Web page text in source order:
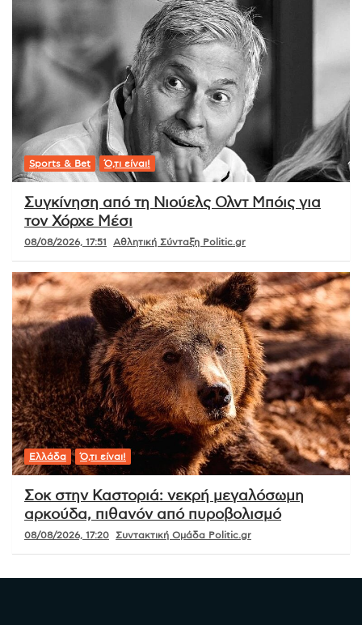
Sports & Bet Ό,τι είναι!
Συγκίνηση από τη Νιούελς Ολντ Μπόις για
τον Χόρχε Μέσι
08/08/2026, 17:51 Αθλητική Σύνταξη Politic.gr
Ελλάδα Ό,τι είναι!
Σοκ στην Καστοριά: νεκρή μεγαλόσωμη
αρκούδα, πιθανόν από πυροβολισμό
08/08/2026, 17:20 Συντακτική Ομάδα Politic.gr